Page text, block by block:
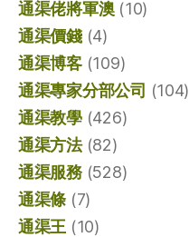
通渠佬將軍澳(10)
通渠價錢(4)
通渠博客(109)
通渠專家分部公司 (104)
通渠教學(426)
通渠方法(82)
通渠服務(528)
通渠條 (7)
通渠王 (10)